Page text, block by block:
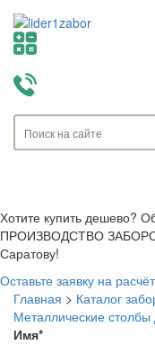
Хотите купить дешево?
ПРОИЗВОДСТВО
Саратову!
Оставьте заявку на
Главная > Каталог
Металлические
Имя*